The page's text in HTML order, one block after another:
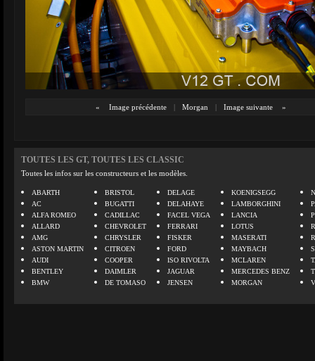
« Image précédente | Morgan | Image suivante »
TOUTES LES GT, TOUTES LES CLASSIC
Toutes les infos sur les constructeurs et les modèles.
ABARTH
AC
ALFA ROMEO
ALLARD
AMG
ASTON MARTIN
AUDI
BENTLEY
BMW
BRISTOL
BUGATTI
CADILLAC
CHEVROLET
CHRYSLER
CITROEN
COOPER
DAIMLER
DE TOMASO
DELAGE
DELAHAYE
FACEL VEGA
FERRARI
FISKER
FORD
ISO RIVOLTA
JAGUAR
JENSEN
KOENIGSEGG
LAMBORGHINI
LANCIA
LOTUS
MASERATI
MAYBACH
MCLAREN
MERCEDES BENZ
MORGAN